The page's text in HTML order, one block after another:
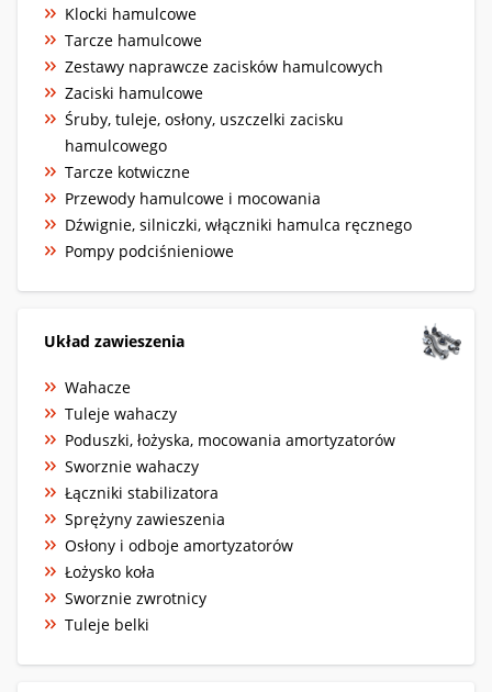
Klocki hamulcowe
Tarcze hamulcowe
Zestawy naprawcze zacisków hamulcowych
Zaciski hamulcowe
Śruby, tuleje, osłony, uszczelki zacisku
hamulcowego
Tarcze kotwiczne
Przewody hamulcowe i mocowania
Dźwignie, silniczki, włączniki hamulca ręcznego
Pompy podciśnieniowe
Układ zawieszenia
Wahacze
Tuleje wahaczy
Poduszki, łożyska, mocowania amortyzatorów
Sworznie wahaczy
Łączniki stabilizatora
Sprężyny zawieszenia
Osłony i odboje amortyzatorów
Łożysko koła
Sworznie zwrotnicy
Tuleje belki